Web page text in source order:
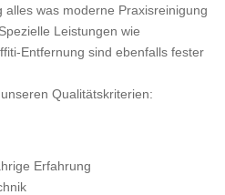
was moderne Praxisreinigung
Leistungen wie
Entfernung sind ebenfalls fester
Qualitätskriterien:
Erfahrung